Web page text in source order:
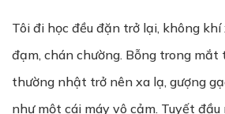
Tôi đi học đều đặn trở lại, không khí
đạm, chán chường. Bỗng trong
thường nhật trở nên xa lạ, gượng
như một cái máy vô cảm. Tuyết đầu